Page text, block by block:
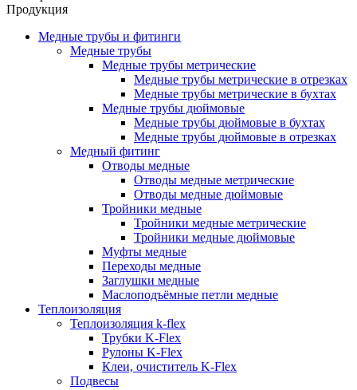
Продукция
Медные трубы и фитинги
Медные трубы
Медные трубы метрические
Медные трубы метрические в отрезках
Медные трубы метрические в бухтах
Медные трубы дюймовые
Медные трубы дюймовые в бухтах
Медные трубы дюймовые в отрезках
Медный фитинг
Отводы медные
Отводы медные метрические
Отводы медные дюймовые
Тройники медные
Тройники медные метрические
Тройники медные дюймовые
Муфты медные
Переходы медные
Заглушки медные
Маслоподъёмные петли медные
Теплоизоляция
Теплоизоляция k-flex
Трубки K-Flex
Рулоны K-Flex
Клеи, очиститель K-Flex
Подвесы